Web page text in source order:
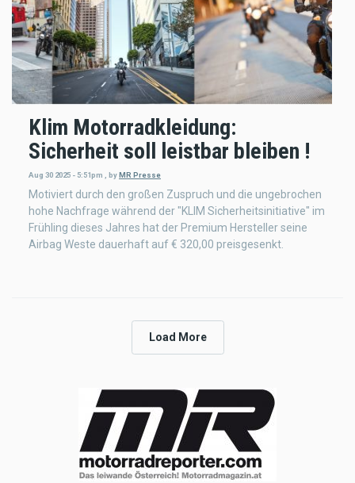
Klim Motorradkleidung:
Sicherheit soll leistbar bleiben !
Aug 30 2025 - 5:51pm byMR Presse
Motiviert durch den großen Zuspruch und die ungebrochen
hohe Nachfrage während der "KLIM Sicherheitsinitiative" im
Frühling dieses Jahres hat der Premium Hersteller seine
Airbag Weste dauerhaft auf € 320,00 preisgesenkt.
Load More